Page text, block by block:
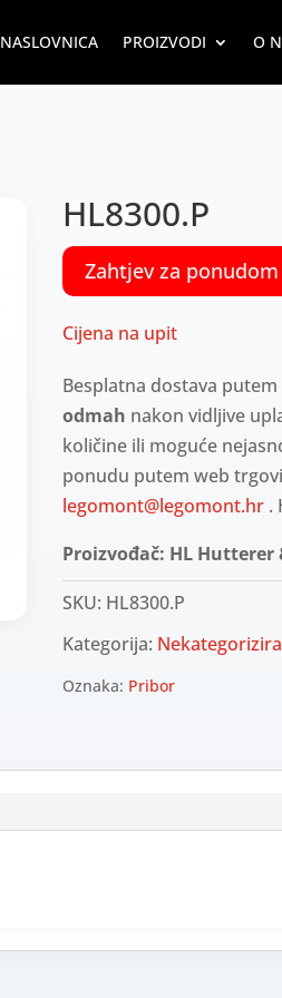
NASLOVNICA PROIZVODI O
HL8300.P
Zahtjev za ponudom
Cijena na upit
Besplatna dostava putem
odmah nakon vidljive
količine ili moguće
ponudu putem web
legomont@legomont.hr .
Proizvođač: HL Hutterer
SKU: HL8300.P
Kategorija:
Oznaka: Pribor